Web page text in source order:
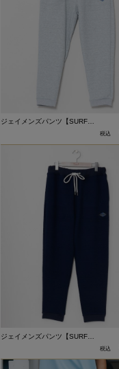
ジェイメンズパンツ【SURF…
ジェイメンズパンツ【SURF…